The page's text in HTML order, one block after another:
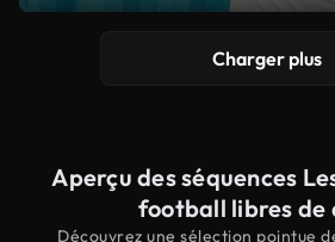
Charger plus
Aperçu des séquences
football libres de
Découvrez une sélection pointue